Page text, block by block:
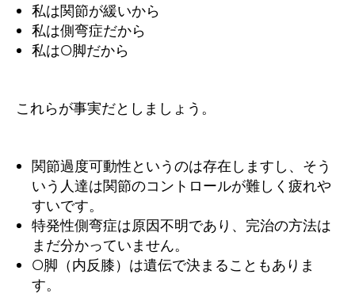
私は関節が緩いから
私は側弯症だから
私はO脚だから
これらが事実だとしましょう。
関節過度可動性というのは存在しますし、そう
いう人達は関節のコントロールが難しく疲れや
すいです。
特発性側弯症は原因不明であり、完治の方法は
まだ分かっていません。
O脚（内反膝）は遺伝で決まることもありま
す。